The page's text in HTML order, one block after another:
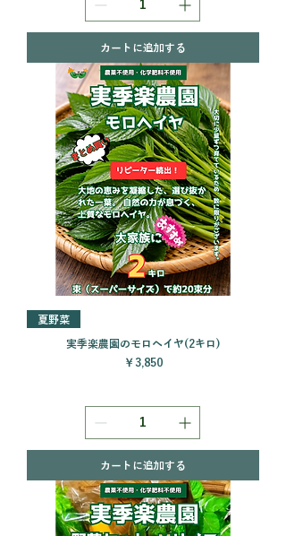
カートに追加する
夏野菜
実季楽農園のモロヘイヤ(2キロ)
価格
￥3,850
カートに追加する